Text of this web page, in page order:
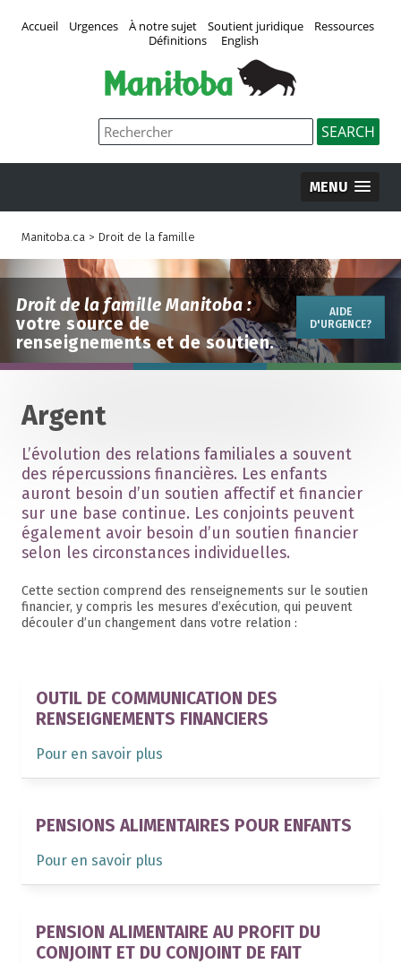
Accueil Urgences À notre sujet Soutient juridique
Ressources
Définitions
English
MENU
Manitoba.ca > Droit de la famille
Droit de la famille Manitoba :
votre source de
renseignements et de soutien.
AIDE
D'URGENCE?
Argent
L’évolution des relations familiales a souvent
des répercussions financières. Les enfants
auront besoin d’un soutien affectif et financier
sur une base continue. Les conjoints peuvent
également avoir besoin d’un soutien financier
selon les circonstances individuelles.
Cette section comprend des renseignements sur le soutien
financier, y compris les mesures d’exécution, qui peuvent
découler d’un changement dans votre relation :
OUTIL DE COMMUNICATION DES
RENSEIGNEMENTS FINANCIERS
Pour en savoir plus
PENSIONS ALIMENTAIRES POUR ENFANTS
Pour en savoir plus
PENSION ALIMENTAIRE AU PROFIT DU
CONJOINT ET DU CONJOINT DE FAIT